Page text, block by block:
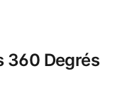
360 Degrés